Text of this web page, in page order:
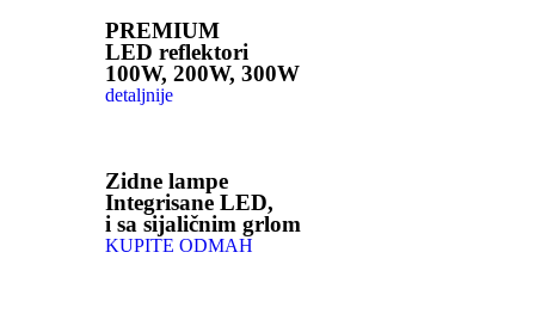
PREMIUM
LED reflektori
100W, 200W, 300W
detaljnije
Zidne lampe
Integrisane LED,
i sa sijaličnim grlom
KUPITE ODMAH